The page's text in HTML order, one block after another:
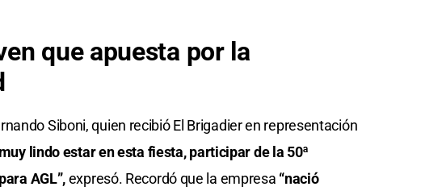
que apuesta por la
Siboni, quien recibió El Brigadier en representación
muy lindo estar en esta fiesta, participar de la 50ª
AGL”,expresó. Recordó que la empresa “nació